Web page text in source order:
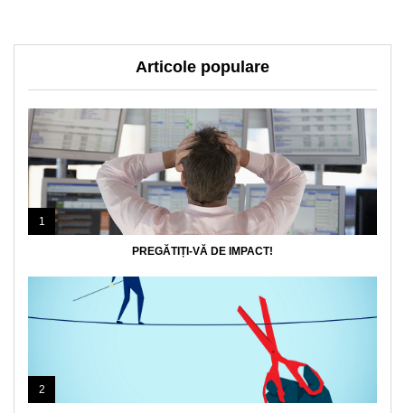
Articole populare
1
PREGĂTIȚI-VĂ DE IMPACT!
2